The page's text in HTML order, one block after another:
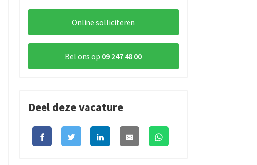
Online solliciteren
Bel ons op 09 247 48 00
Deel deze vacature